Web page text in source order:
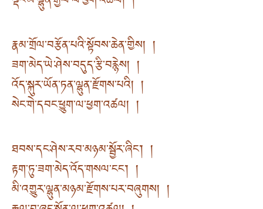
རྣམ་གྲོལ་བརྩོན་པའི་སྟོབས་ཆེན་གྱིས། །
ཟག་མེད་ཡེ་ཤེས་བདུད་རྩི་བརྙེས། །
འོད་སྐུར་ཡོན་ཏན་ལྷུན་རྫོགས་པའི། །
སེང་གེ་དབང་ཕྱུག་ལ་ཕྱག་འཚལ། །
ཐབས་དང་ཤེས་རབ་མཉམ་སྦྱོར་ཞིང༌། །
རྟག་ཏུ་ཟག་མེད་འོད་གསལ་ངང༌། །
མི་འགྱུར་ལྷུན་མཉམ་རྫོགས་པར་བཞུགས། །